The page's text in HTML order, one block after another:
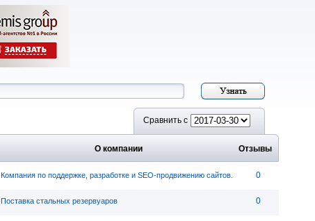
Сравнить с
О компании Отзывы
Компания по поддержке, разработке и SEO-продвижению сайтов. 0
Поставка стальных резервуаров 0